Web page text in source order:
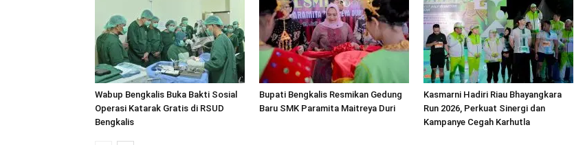
Wabup Bengkalis Buka Bakti Sosial
Operasi Katarak Gratis di RSUD
Bengkalis
Bupati Bengkalis Resmikan Gedung
Baru SMK Paramita Maitreya Duri
Kasmarni Hadiri Riau Bhayangkara
Run 2026, Perkuat Sinergi dan
Kampanye Cegah Karhutla